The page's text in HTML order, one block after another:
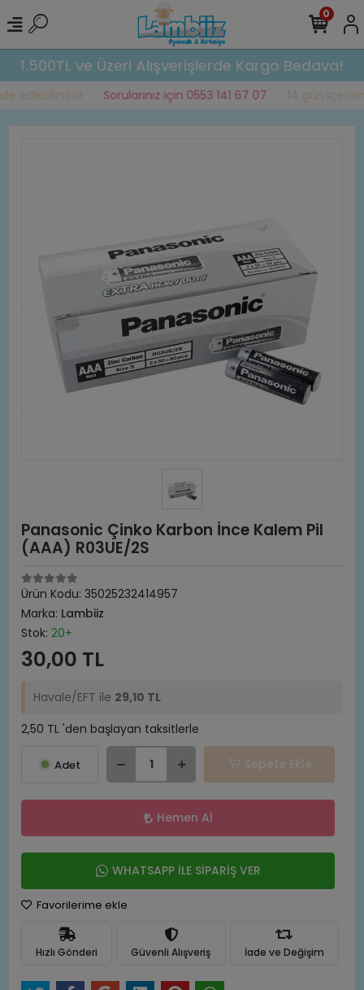
1.500TL ve Üzeri Alışverişlerde Kargo Bedava!
edebilirsiniz Sorularınız için 0553 141 67 07 14 gün
0
Panasonic Çinko Karbon İnce Kalem Pil
(AAA) R03UE/2S
Ürün Kodu: 35025232414957
Marka: Lambiiz
Stok: 20+
30,00 TL
Havale/EFT ile 29,10 TL
2,50 TL 'den başlayan taksitlerle
Adet Sepete Ekle
Hemen Al
WHATSAPP İLE SİPARİŞ VER
Favorilerime ekle
Hızlı Gönderi Güvenli Alışveriş İade ve Değişim